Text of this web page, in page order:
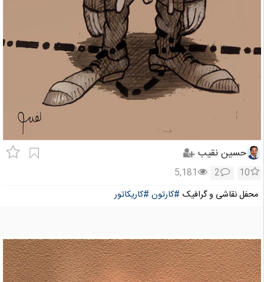
حسین نقیب
10
2
5,181
محفل نقاشی و گرافیک #کارتون #کاریکاتور